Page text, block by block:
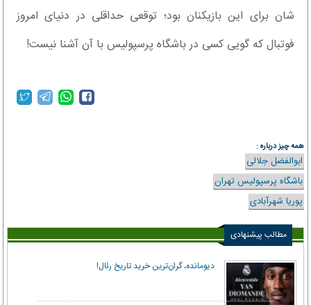
شان برای این بازیکنان بود؛ توقعی حداقلی در دنیای امروز
فوتبال که گویی کسی در باشگاه پرسپولیس با آن آشنا نیست!
همه چیز درباره :
ابوالفضل جلالی
باشگاه پرسپولیس تهران
پوریا شهرآبادی
مطالب پیشنهادی
دیومانده، گران‌ترین خرید تاریخ رئال!